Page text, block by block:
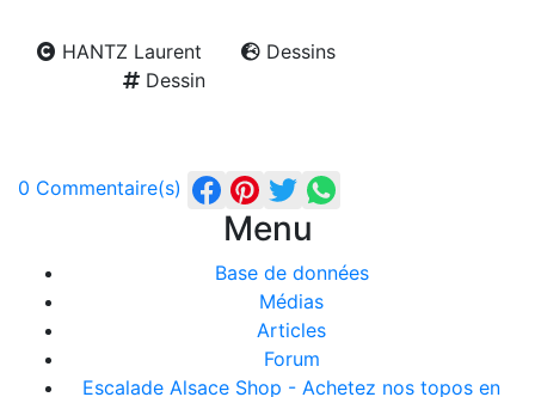
HANTZ Laurent
Dessins
Dessin
0 Commentaire(s)
Menu
Base de données
Médias
Articles
Forum
Escalade Alsace Shop - Achetez nos topos en